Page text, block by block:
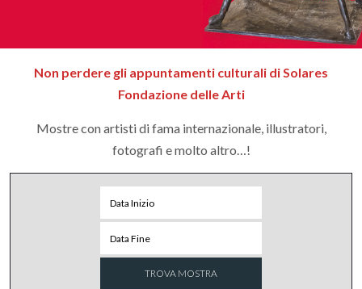
Non perdere gli appuntamenti culturali di Solares
Fondazione delle Arti
Mostre con artisti di fama internazionale, illustratori,
fotografi e molto altro…!